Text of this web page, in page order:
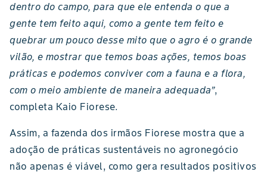
dentro do campo, para que ele entenda o que a
gente tem feito aqui, como a gente tem feito e
quebrar um pouco desse mito que o agro é o grande
vilão, e mostrar que temos boas ações, temos boas
práticas e podemos conviver com a fauna e a flora,
com o meio ambiente de maneira adequada”,
completa Kaio Fiorese.
Assim, a fazenda dos irmãos Fiorese mostra que a
adoção de práticas sustentáveis no agronegócio
não apenas é viável, como gera resultados positivos